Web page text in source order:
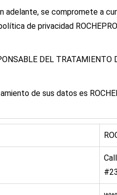
adelante, se compromete a
de privacidad
DEL TRATAMIENTO
de sus datos es